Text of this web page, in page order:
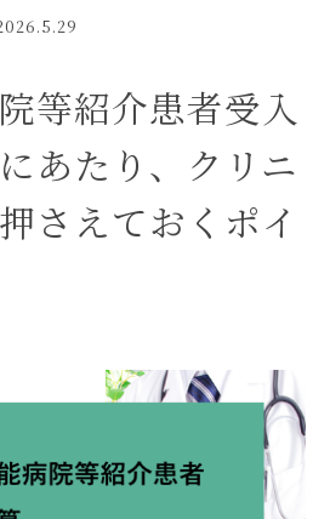
等紹介患者受入
あたり、クリニ
さえておくポイ